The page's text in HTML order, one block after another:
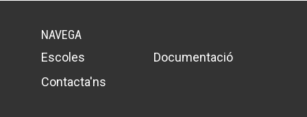
NAVEGA
Escoles
Documentació
Contacta'ns